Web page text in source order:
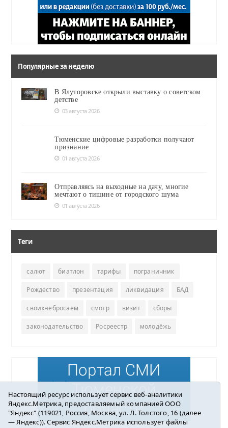
Популярные за неделю
В Ялуторовске открыли выставку о советском
детстве
03 августа 2026
Тюменские цифровые разработки получают
признание
01 августа 2026
Отправляясь на выходные на дачу, многие
мечтают о тишине от городского шума
01 августа 2026
Теги
салют биатлон тарифы пограничник
Рождество презентация ликвидация БАД
своихнебросаем смотр визит сборы
законодательство Росреестр молодёжь
Настоящий ресурс использует сервис веб-аналитики
Яндекс.Метрика, предоставляемый компанией ООО
"Яндекс" (119021, Россия, Москва, ул. Л. Толстого, 16 (далее
— Яндекс)). Сервис Яндекс.Метрика использует файлы